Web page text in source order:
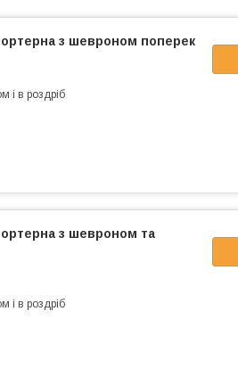
з шевроном поперек
і в роздріб
з шевроном та
і в роздріб